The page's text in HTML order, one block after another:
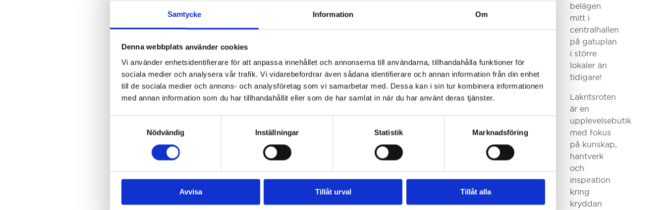
Samtycke Information Om
Denna webbplats använder cookies
Vi använder enhetsidentifierare för att anpassa innehållet och annonserna till användarna, tillhandahålla funktioner för
sociala medier och analysera vår trafik. Vi vidarebefordrar även sådana identifierare och annan information från din enhet
till de sociala medier och annons- och analysföretag som vi samarbetar med. Dessa kan i sin tur kombinera informationen
med annan information som du har tillhandahållit eller som de har samlat in när du har använt deras tjänster.
Nödvändig
Inställningar Statistik Marknadsföring
Avvisa Tillåt urval Tillåt alla
belägen
mitt i
centralhallen
på gatuplan
i större
lokaler än
tidigare!
Lakritsroten
är en
upplevelsebutik
med fokus
på kunskap,
hantverk
och
inspiration
kring
kryddan